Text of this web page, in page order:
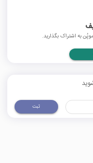
به اشتراک بگذارید.
ثبت